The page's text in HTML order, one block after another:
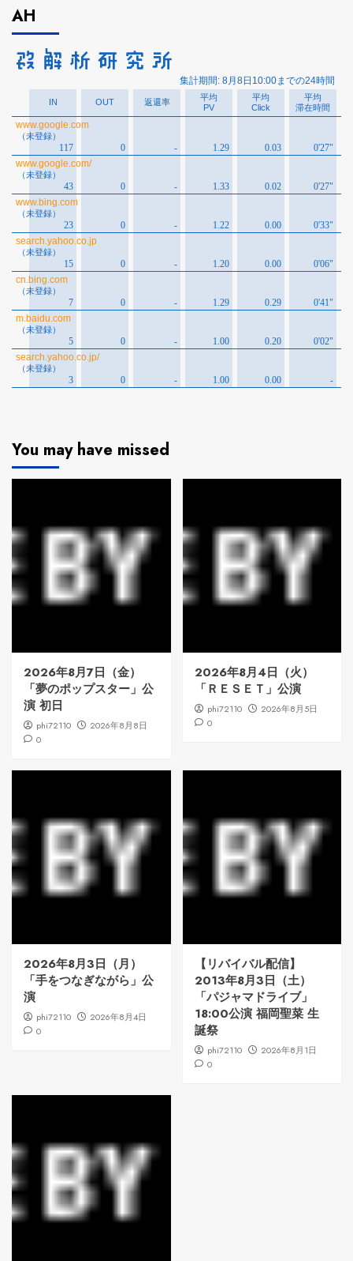
AH
You may have missed
2026年8月7日（金）
「夢のポップスター」公
演 初日
phi72110
2026年8月8日
0
2026年8月4日（火）
「ＲＥＳＥＴ」公演
phi72110
2026年8月5日
0
2026年8月3日（月）
「手をつなぎながら」公
演
phi72110
2026年8月4日
0
【リバイバル配信】
2013年8月3日（土）
「パジャマドライブ」
18:00公演 福岡聖菜 生
誕祭
phi72110
2026年8月1日
0